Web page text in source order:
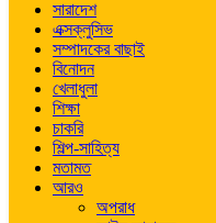
সারাদেশ
এক্সক্লুসিভ
সম্পাদকের বাছাই
বিনোদন
খেলাধুলা
শিক্ষা
চাকরি
শিল্প-সাহিত্য
মতামত
আরও
অপরাধ